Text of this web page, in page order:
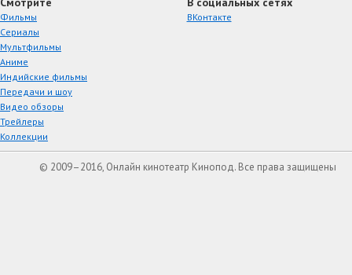
Фильмы
Сериалы
Мультфильмы
Аниме
Индийские фильмы
Передачи и шоу
Видео обзоры
Трейлеры
Коллекции
ВКонтакте
© 2009–2016, Онлайн кинотеатр Кинопод. Все права защищены